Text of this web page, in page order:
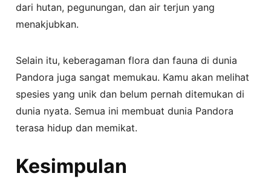
dari hutan, pegunungan, dan air terjun yang
menakjubkan.
Selain itu, keberagaman flora dan fauna di dunia
Pandora juga sangat memukau. Kamu akan melihat
spesies yang unik dan belum pernah ditemukan di
dunia nyata. Semua ini membuat dunia Pandora
terasa hidup dan memikat.
Kesimpulan